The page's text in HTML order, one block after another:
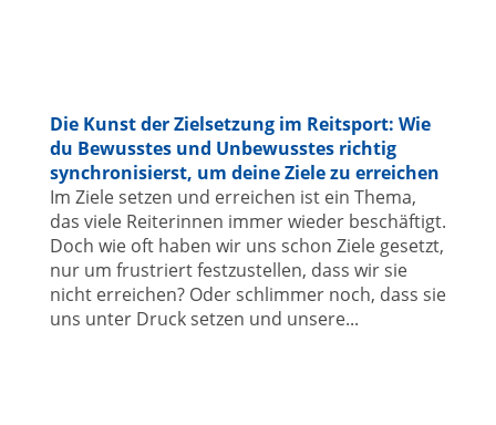
Die Kunst der Zielsetzung im Reitsport: Wie
du Bewusstes und Unbewusstes richtig
synchronisierst, um deine Ziele zu erreichen
Im Ziele setzen und erreichen ist ein Thema,
das viele Reiterinnen immer wieder beschäftigt.
Doch wie oft haben wir uns schon Ziele gesetzt,
nur um frustriert festzustellen, dass wir sie
nicht erreichen? Oder schlimmer noch, dass sie
uns unter Druck setzen und unsere...